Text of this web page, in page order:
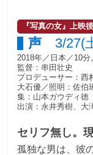
『写真の女』上映
声 3/27(
2018年／日本／10
監督：串田壮史
プロデューサー：西
大石優／照明：佐伯
集：山本ガウディ徳
出演：永井秀樹、大
セリフ無し。
孤独な男は、彼